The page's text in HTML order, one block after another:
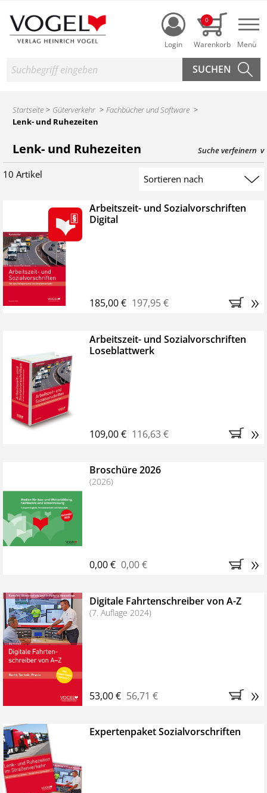
Login
0
Suche
Startseite Güterverkehr
Fachbücher und Software
Lenk- und Ruhezeiten
Produktsuche des Heinrich Vogel Shop
Lenk- und Ruhezeiten Suche verfeinern
10 Artikel Suchergebnis sortieren
Arbeitszeit- und Sozialvorschriften
Digital
185,00 € 197,95 € »
Arbeitszeit- und Sozialvorschriften
Loseblattwerk
109,00 € 116,63 € »
Broschüre 2026
(2026)
0,00 € 0,00 € »
Digitale Fahrtenschreiber von A-Z
(7. Auflage 2024)
53,00 € 56,71 € »
Expertenpaket Sozialvorschriften